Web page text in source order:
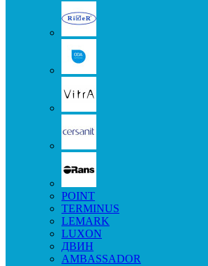
POINT
TERMINUS
LEMARK
LUXON
ДВИН
AMBASSADOR